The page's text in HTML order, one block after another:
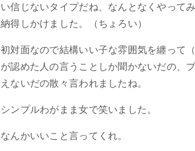
い信じないタイプだね、なんとなくやって
納得しかけました。（ちょろい）
初対面なので結構いい子な雰囲気を纏って
が認めた人の言うことしか聞かないだの、
えないだの散々言われましたね。
シンプルわがまま女で笑いました。
なんかいいこと言ってくれ。